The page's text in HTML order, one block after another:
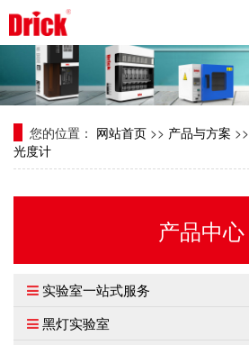
您的位置： 网站首页 >> 产品与方案 >>
光度计
产品中心
实验室一站式服务
黑灯实验室